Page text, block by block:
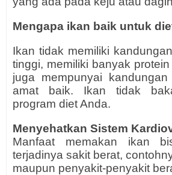
Mengapa ikan baik untuk
Ikan tidak memiliki
tinggi, memiliki banyak
juga mempunyai
amat baik. Ikan tidak
program diet Anda.
Menyehatkan Sistem
Manfaat memakan ikan
terjadinya sakit berat,
maupun penyakit-penyakit